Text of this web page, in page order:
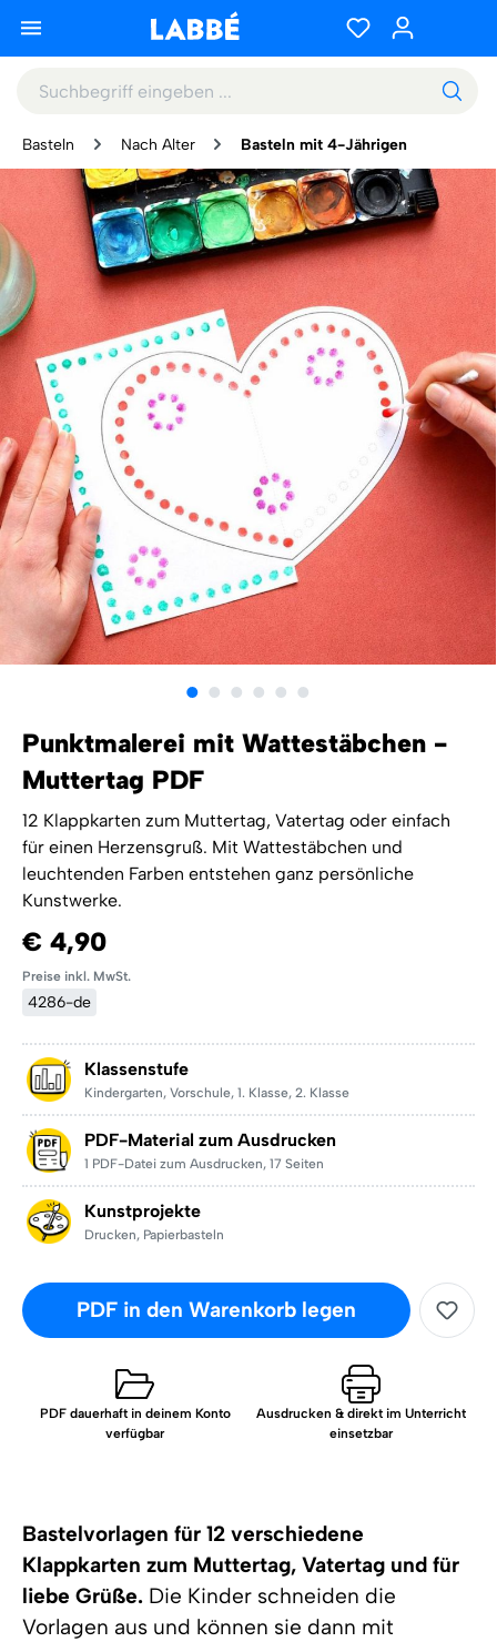
Basteln Nach Alter Basteln mit 4-Jährigen
Bastelvorlagen für 12 verschiedene
Klappkarten zum Muttertag, Vatertag und für
liebe Grüße. Die Kinder schneiden die
Vorlagen aus und können sie dann mit
Punktmalerei mit Wattestäbchen -
Muttertag PDF
12 Klappkarten zum Muttertag, Vatertag oder einfach
für einen Herzensgruß. Mit Wattestäbchen und
leuchtenden Farben entstehen ganz persönliche
Kunstwerke.
€ 4,90
Preise inkl. MwSt.
4286-de
Klassenstufe
Kindergarten, Vorschule, 1. Klasse, 2. Klasse
PDF-Material zum Ausdrucken
1 PDF-Datei zum Ausdrucken, 17 Seiten
Kunstprojekte
Drucken, Papierbasteln
PDF in den Warenkorb legen
PDF dauerhaft in deinem Konto
verfügbar
Ausdrucken & direkt im Unterricht
einsetzbar